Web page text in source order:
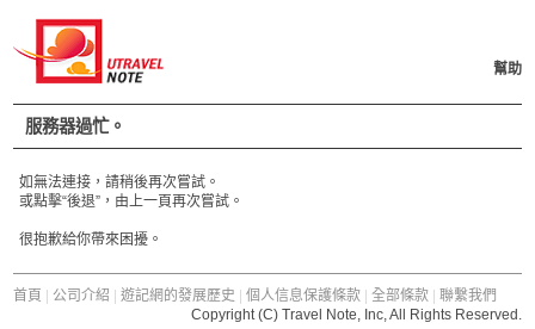
幫助
服務器過忙。
如無法連接，請稍後再次嘗試。
或點擊“後退”，由上一頁再次嘗試。
很抱歉給你帶來困擾。
首頁 公司介紹 |遊記網的發展歷史 |個人信息保護條款 |全部條款 |聯繫我們
Copyright (C) Travel Note, Inc, All Rights Reserved.